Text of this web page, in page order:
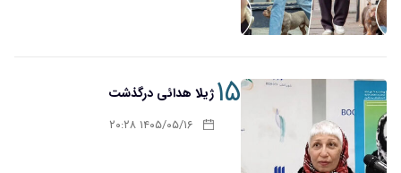
۱۵ژیلا هدائی درگذشت
۱۴۰۵/۰۵/۱۶ ۲۰:۲۸